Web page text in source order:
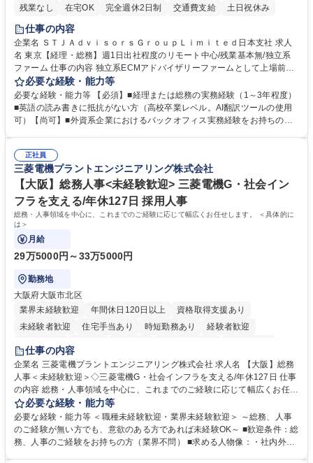
残業なし 在宅OK 完全週休2日制 交通費支給 土日祝休み
仕事の内容
企業名 ＳＴＪＡｄｖｉｓｏｒｓＧｒｏｕｐＬｉｍｉｔｅｄ日本支社 求人
名 東京【経理・総務】週1日出社程度のリモート中心/残業基本無/独立系
ファーム 仕事の内容 独立系ECMアドバイザリーファームとして上場前後
の資本市場戦略を設計する当社にて経理・総務をお任せします。基礎的な
バックオフィス業務からスタートし組織を支える専任担当として広く活躍
できる環境です。 ■日常経理、月次および年次決算サポート業務 ■本国
（グローバル）との英文メール対応（AI翻訳ツール等を使用しての対応で
業務をお任せします。残業も基本的には発生せず、ご自身のペースで業務
を進めやすく定着率の高い環境です。 募集職種 東京【経理・総務】週1日
出社程度のリモート中心/残業基本無/独立系ファーム
必要な経験・能力等
必要な経験・能力等 【必須】■経理または総務の実務経験（1～3年程度）
■英語の読み書きに抵抗がない方（高校卒業レベル。AI翻訳ツールの使用
可）【尚可】■外資系企業におけるバックオフィス実務経験をお持ちの方
【働き方について】現在は週4日程度の在宅勤務を実施しており、ワーク
ライフバランスを重視する方に最適な環境です（フルリモートも面接で相
談可）。【求める人物像】幅広いバックオフィス業務に柔軟に対応でき、
社内外と円滑にコミュニケーションを取りながら業務を推進できる方 学
歴・資格 学歴：大学院 大学 高専 短大 専修学校 高校 語学力： 資格：
正社員
三菱電機プラントエンジニアリング株式会社
【大阪】総務人事<未経験歓迎> 三菱電機G・社会イン
フラを支える/年休127日 採用人事
総務・人事領域を中心に、これまでのご経験に応じて幅広くお任せします。 ＜具体的に
は＞
月給
29万5000円～33万5000円
勤務地
大阪府大阪市北区
業界未経験歓迎
年間休日120日以上
資格取得支援あり
未経験者歓迎
住宅手当あり 時短勤務あり
経験者歓迎
退職金あり
駅近5分以内
土日祝休み 服装自由 寮・社宅あり 食事補助あり
仕事の内容
企業名 三菱電機プラントエンジニアリング株式会社 求人名 【大阪】総務
人事＜未経験歓迎＞◇三菱電機G・社会インフラを支える/年休127日 仕事
の内容 総務・人事領域を中心に、これまでのご経験に応じて幅広くお任せ
します。 ＜具体的には＞ ・総務/人事労務（給与・社保・勤怠管理など）
・採用・教育研修 ・福利厚生運用 など ※基本的には事務所勤務ですが、
採用や教育等の業務内容により、関西圏以外への日帰り・宿泊を伴う国内
出張もございます。 ※担当業務を持ちつつ、お互いに助け合いながら、総
必要な経験・能力等
必要な経験・能力等 ＜職種未経験歓迎・業界未経験歓迎＞ ～総務、人事
のご経験が無い方でも、意欲のある方であれば未経験OK～ ■歓迎条件：総
務、人事のご経験をお持ちの方（業界不問） ■求める人物像：・社内外の